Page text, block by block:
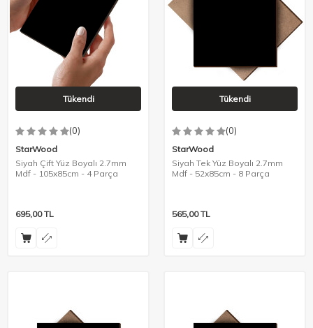
Tükendi
(0)
StarWood
Siyah Çift Yüz Boyalı 2.7mm
Mdf - 105x85cm - 4 Parça
695,00TL
Tükendi
(0)
StarWood
Siyah Tek Yüz Boyalı 2.7mm
Mdf - 52x85cm - 8 Parça
565,00TL